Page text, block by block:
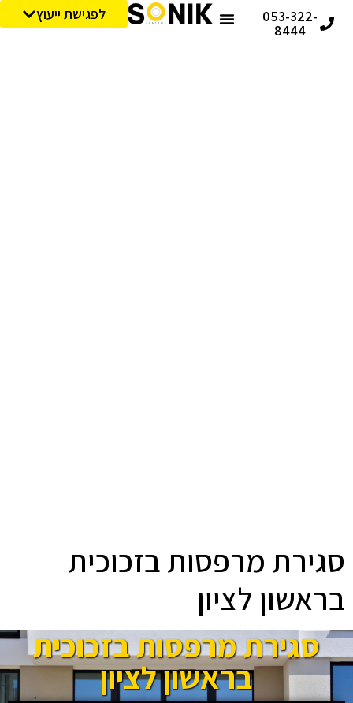
053-322-
8444
לפגישת ייעוץ
סגירת מרפסות בזכוכית
בראשון לציון
סגירת מרפסות בזכוכית
בראשון לציון